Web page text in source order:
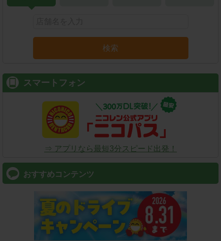
検索
スマートフォン
⇒ アプリなら最短3分スピード出発！
おすすめコンテンツ